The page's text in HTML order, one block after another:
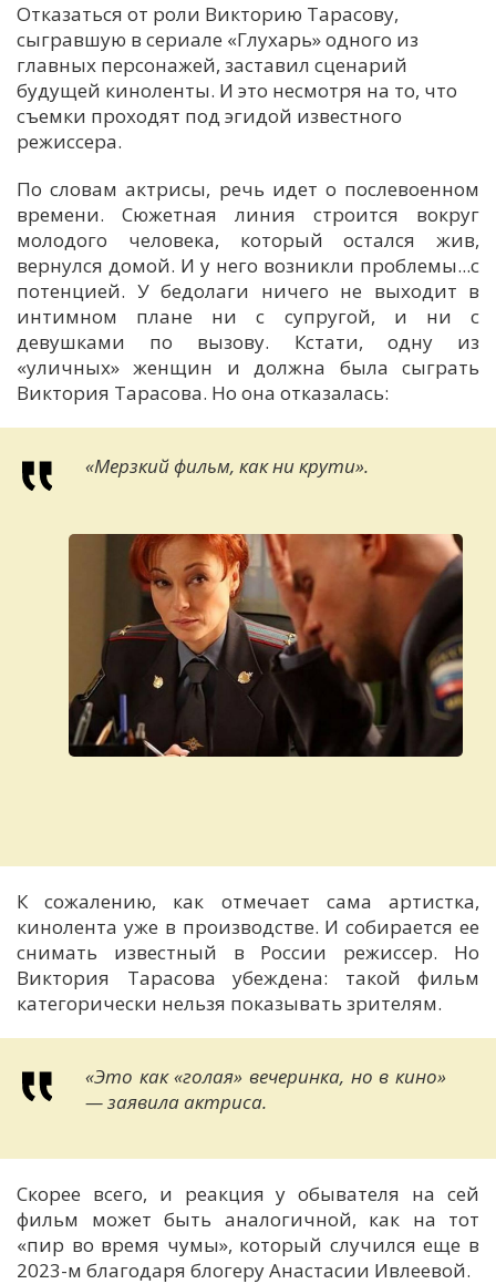
Я
Отказаться от роли Викторию Тарасову,
сыгравшую в сериале «Глухарь» одного из
главных персонажей, заставил сценарий
будущей киноленты. И это несмотря на то, что
съемки проходят под эгидой известного
режиссера.
По словам актрисы, речь идет о послевоенном
времени. Сюжетная линия строится вокруг
молодого человека, который остался жив,
вернулся домой. И у него возникли проблемы...с
потенцией. У бедолаги ничего не выходит в
интимном плане ни с супругой, и ни с
девушками по вызову. Кстати, одну из
«уличных» женщин и должна была сыграть
Виктория Тарасова. Но она отказалась:
«Мерзкий фильм, как ни крути».
К сожалению, как отмечает сама артистка,
кинолента уже в производстве. И собирается ее
снимать известный в России режиссер. Но
Виктория Тарасова убеждена: такой фильм
категорически нельзя показывать зрителям.
«Это как «голая» вечеринка, но в кино»
—заявила актриса.
Скорее всего, и реакция у обывателя на сей
фильм может быть аналогичной, как на тот
«пир во время чумы», который случился еще в
2023-м благодаря блогеру Анастасии Ивлеевой.